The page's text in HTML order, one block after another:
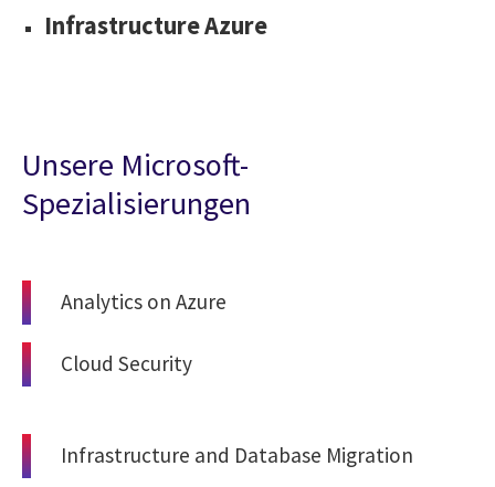
Infrastructure Azure
Unsere Microsoft-
Spezialisierungen
Analytics on Azure
Cloud Security
Infrastructure and Database Migration